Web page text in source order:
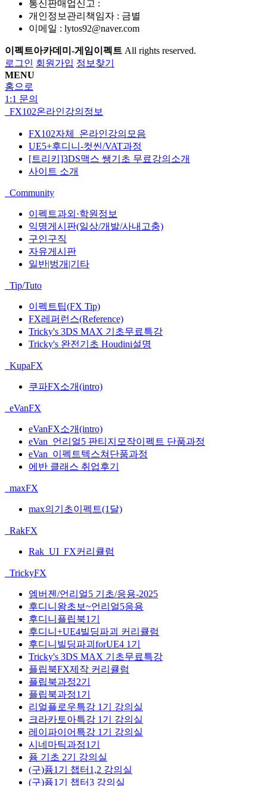
통신판매업신고 :
개인정보관리책임자 : 금별
이메일 : lytos92@naver.com
이펙트아카데미-게임이펙트 All rights reserved.
로그인 회원가입 정보찾기
MENU
홈으로
1:1 문의
FX102온라인강의정보
FX102자체_온라인강의모음
UE5+후디니-컷씬/VAT과정
[트리키]3DS맥스 쌩기초 무료강의소개
사이트 소개
Community
이펙트과외·학원정보
익명게시판(일상/개발/사내고충)
구인구직
자유게시판
일반|벙개|기타
Tip/Tuto
이펙트팁(FX Tip)
FX레퍼런스(Reference)
Tricky's 3DS MAX 기초무료특강
Tricky's 완전기초 Houdini설명
KupaFX
쿠파FX소개(intro)
eVanFX
eVanFX소개(intro)
eVan_언리얼5 판티지모작이펙트 단품과정
eVan_이펙트텍스쳐단품과정
에반 클래스 취업후기
maxFX
max의기초이펙트(1달)
RakFX
Rak_UI_FX커리큘럼
TrickyFX
엠버젠/언리얼5 기초/응용-2025
후디니왕초보~언리얼5응용
후디니플립북1기
후디니+UE4빌딩파괴 커리큘럼
후디니빌딩파괴forUE4 1기
Tricky's 3DS MAX 기초무료특강
플립북FX제작 커리큘럼
플립북과정2기
플립북과정1기
리얼플로우특강 1기 강의실
크라카토아특강 1기 강의실
레이파이어특강 1기 강의실
시네마틱과정1기
퓸 기초 2기 강의실
(구)퓸1기 챕터1,2 강의실
(구)퓸1기 챕터3 강의실